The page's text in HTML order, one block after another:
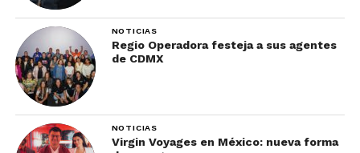
NOTICIAS
Regio Operadora festeja a sus agentes
de CDMX
NOTICIAS
Virgin Voyages en México: nueva forma